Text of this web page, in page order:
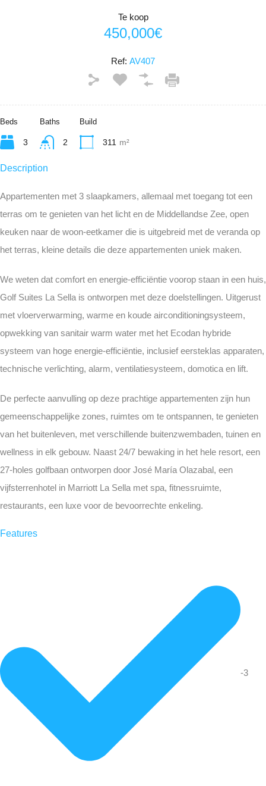
Te koop
450,000€
Ref: AV407
Beds
3
Baths
2
Build
311 m²
Description
Appartementen met 3 slaapkamers, allemaal met toegang tot een
terras om te genieten van het licht en de Middellandse Zee, open
keuken naar de woon-eetkamer die is uitgebreid met de veranda op
het terras, kleine details die deze appartementen uniek maken.
We weten dat comfort en energie-efficiëntie voorop staan in een huis,
Golf Suites La Sella is ontworpen met deze doelstellingen. Uitgerust
met vloerverwarming, warme en koude airconditioningsysteem,
opwekking van sanitair warm water met het Ecodan hybride
systeem van hoge energie-efficiëntie, inclusief eersteklas apparaten,
technische verlichting, alarm, ventilatiesysteem, domotica en lift.
De perfecte aanvulling op deze prachtige appartementen zijn hun
gemeenschappelijke zones, ruimtes om te ontspannen, te genieten
van het buitenleven, met verschillende buitenzwembaden, tuinen en
wellness in elk gebouw. Naast 24/7 bewaking in het hele resort, een
27-holes golfbaan ontworpen door José María Olazabal, een
vijfsterrenhotel in Marriott La Sella met spa, fitnessruimte,
restaurants, een luxe voor de bevoorrechte enkeling.
Features
-3